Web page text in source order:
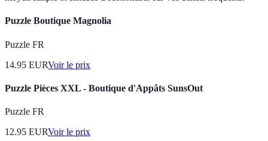
Puzzle Boutique Magnolia
Puzzle FR
14.95 EURVoir le prix
Puzzle Pièces XXL - Boutique d'Appâts SunsOut
Puzzle FR
12.95 EURVoir le prix